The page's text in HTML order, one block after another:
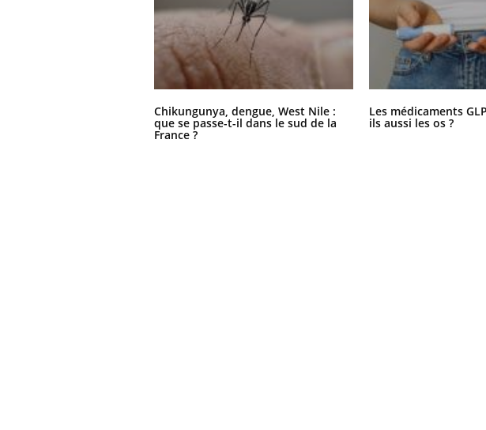
Chikungunya, dengue, West Nile :
que se passe-t-il dans le sud de la
France ?
Les médicaments
ils aussi les os ?